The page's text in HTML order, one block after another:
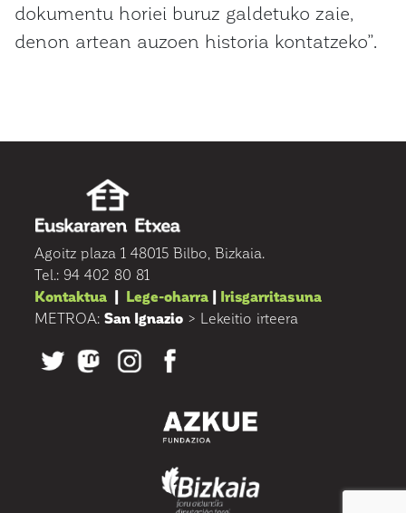
dokumentu horiei buruz galdetuko zaie,
denon artean auzoen historia kontatzeko”.
Agoitz plaza 1 48015 Bilbo, Bizkaia.
Tel.: 94 402 80 81
Kontaktua | Lege-oharra | Irisgarritasuna
METROA: San Ignazio > Lekeitio irteera